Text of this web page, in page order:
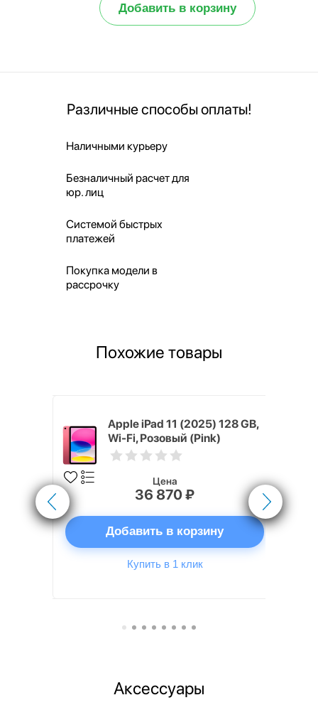
Добавить в корзину
Различные способы оплаты!
Наличными курьеру
Безналичный расчет для
юр. лиц
Системой быстрых
платежей
Покупка модели в
рассрочку
Похожие товары
Apple iPad 11 (2025) 128 GB,
Wi-Fi, Розовый (Pink)
Цена
36 870 ₽
Добавить в корзину
Купить в 1 клик
Аксессуары